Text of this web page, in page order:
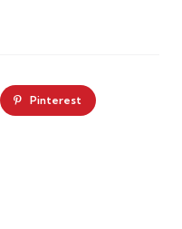
Pinterest